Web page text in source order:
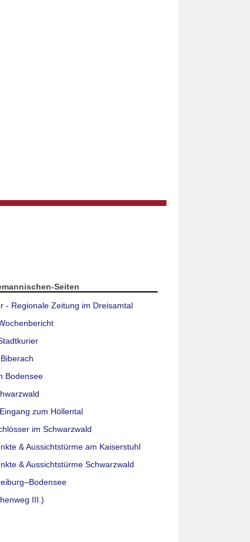
Seiten
- Regionale Zeitung im Dreisamtal
Bodensee
zum Höllental
im Schwarzwald
& Aussichtstürme am Kaiserstuhl
& Aussichtstürme Schwarzwald
III.)